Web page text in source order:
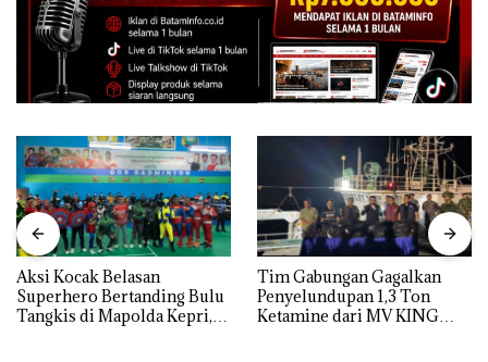
Aksi Kocak Belasan
Superhero Bertanding Bulu
Tangkis di Mapolda Kepri,
Tim Gabungan Gagalkan
Penyelundupan 1,3 Ton
Ketamine dari MV KING